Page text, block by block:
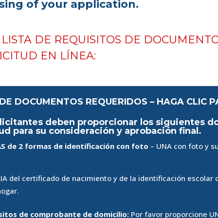
of your application.
DE REQUISITOS DE
EN LÍNEA:
DOCUMENTOS REQUERIDOS – HAGA CLIC
deben proporcionar los siguientes
para su consideración y aprobación final.
de 2 formas de identificación con foto – UNA con foto y
del certificado de nacimiento y de la identificación escolar
de comprobante de domicilio:Por favor proporcione